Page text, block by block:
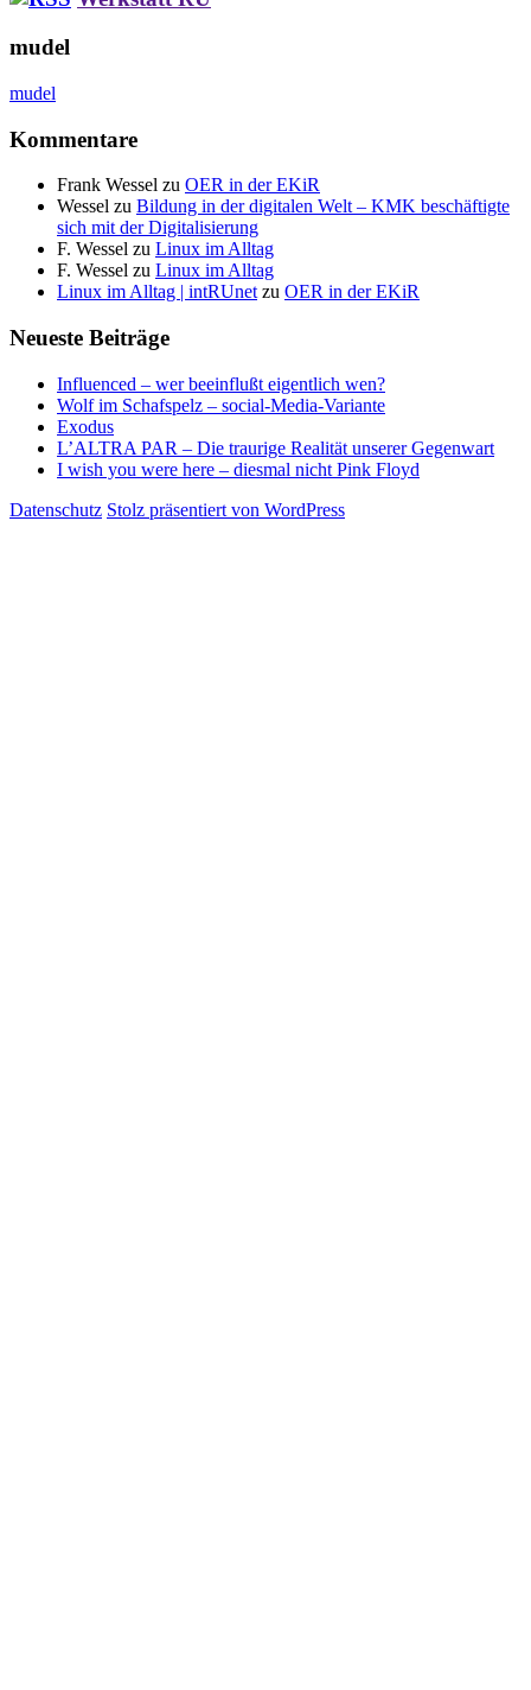
mudel
mudel
Kommentare
Frank Wessel zu OER in der EKiR
Wessel zu Bildung in der digitalen Welt – KMK beschäftigte
sich mit der Digitalisierung
F. Wessel zu Linux im Alltag
F. Wessel zu Linux im Alltag
Linux im Alltag | intRUnet zu OER in der EKiR
Neueste Beiträge
Influenced – wer beeinflußt eigentlich wen?
Wolf im Schafspelz – social-Media-Variante
Exodus
L’ALTRA PAR – Die traurige Realität unserer Gegenwart
I wish you were here – diesmal nicht Pink Floyd
Datenschutz Stolz präsentiert von WordPress